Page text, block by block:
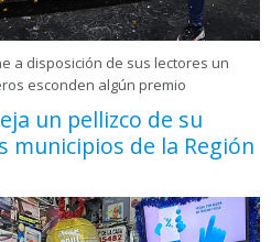
a disposición de sus lectores un
esconden algún premio
un pellizco de su
municipios de la Región